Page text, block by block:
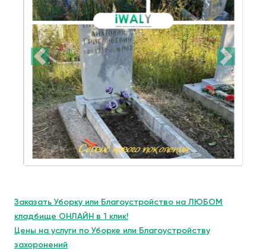
Заказать Уборку или Благоустройство на ЛЮБОМ
кладбище ОНЛАЙН в 1 клик!
Цены на услуги по Уборке или Благоустройству
захоронений